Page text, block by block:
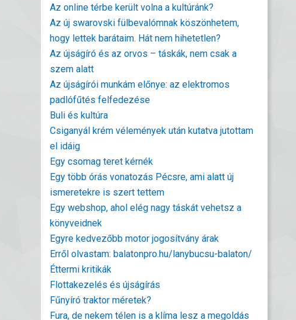
Az online térbe került volna a kultúránk?
Az új swarovski fülbevalómnak köszönhetem,
hogy lettek barátaim. Hát nem hihetetlen?
Az újságíró és az orvos – táskák, nem csak a
szem alatt
Az újságírói munkám előnye: az elektromos
padlófűtés felfedezése
Buli és kultúra
Csiganyál krém vélemények után kutatva jutottam
el idáig
Egy csomag teret kérnék
Egy több órás vonatozás Pécsre, ami alatt új
ismeretekre is szert tettem
Egy webshop, ahol elég nagy táskát vehetsz a
könyveidnek
Egyre kedvezőbb motor jogosítvány árak
Erről olvastam: balatonpro.hu/lanybucsu-balaton/
Éttermi kritikák
Flottakezelés és újságírás
Fűnyíró traktor méretek?
Fura, de nekem télen is a klíma lesz a megoldás